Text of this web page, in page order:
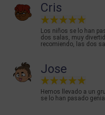
Cris
Los niños se lo han
dos salas, muy
recomiendo, las dos
Jose
Hemos llevado a un
se lo han pasado